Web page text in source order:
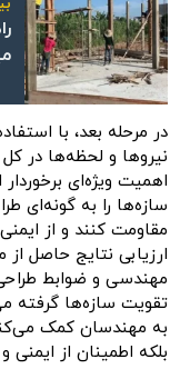
در مرحله بعد، با
نیروها و لحظه‌ها در
اهمیت ویژه‌ای
سازه‌ها را به گونه‌ای
مقاومت کنند و از ایمنی
ارزیابی نتایج حاصل
مهندسی و ضوابط
تقویت سازه‌ها گرفته
به مهندسان کمک
بلکه اطمینان از ایمنی